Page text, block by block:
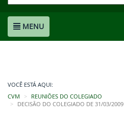
MENU
VOCÊ ESTÁ AQUI:
CVM
REUNIÕES DO COLEGIADO
DECISÃO DO COLEGIADO DE 31/03/2009